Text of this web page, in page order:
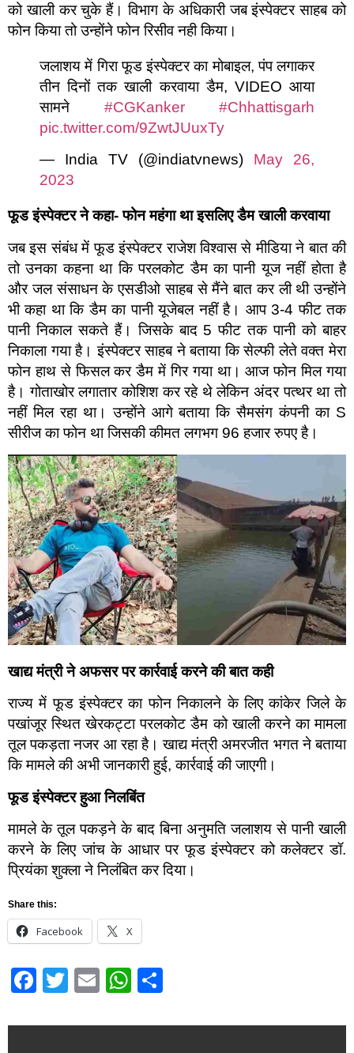
को खाली कर चुके हैं। विभाग के अधिकारी जब इंस्पेक्टर साहब को
फोन किया तो उन्होंने फोन रिसीव नही किया।
जलाशय में गिरा फूड इंस्पेक्टर का मोबाइल, पंप लगाकर
तीन दिनों तक खाली करवाया डैम, VIDEO आया
सामने #CGKanker
#Chhattisgarh
pic.twitter.com/9ZwtJUuxTy
— India TV (@indiatvnews) May 26,
2023
फूड इंस्पेक्टर ने कहा- फोन महंगा था इसलिए डैम खाली करवाया
जब इस संबंध में फूड इंस्पेक्टर राजेश विश्वास से मीडिया ने बात की
तो उनका कहना था कि परलकोट डैम का पानी यूज नहीं होता है
और जल संसाधन के एसडीओ साहब से मैंने बात कर ली थी उन्होंने
भी कहा था कि डैम का पानी यूजेबल नहीं है। आप 3-4 फीट तक
पानी निकाल सकते हैं। जिसके बाद 5 फीट तक पानी को बाहर
निकाला गया है। इंस्पेक्टर साहब ने बताया कि सेल्फी लेते वक्त मेरा
फोन हाथ से फिसल कर डैम में गिर गया था। आज फोन मिल गया
है। गोताखोर लगातार कोशिश कर रहे थे लेकिन अंदर पत्थर था तो
नहीं मिल रहा था। उन्होंने आगे बताया कि सैमसंग कंपनी का S
सीरीज का फोन था जिसकी कीमत लगभग 96 हजार रुपए है।
खाद्य मंत्री ने अफसर पर कार्रवाई करने की बात कही
राज्य में फूड इंस्पेक्टर का फोन निकालने के लिए कांकेर जिले के
पखांजूर स्थित खेरकट्टा परलकोट डैम को खाली करने का मामला
तूल पकड़ता नजर आ रहा है। खाद्य मंत्री अमरजीत भगत ने बताया
कि मामले की अभी जानकारी हुई, कार्रवाई की जाएगी।
फूड इंस्पेक्टर हुआ निलबिंत
मामले के तूल पकड़ने के बाद बिना अनुमति जलाशय से पानी खाली
करने के लिए जांच के आधार पर फूड इंस्पेक्टर को कलेक्टर डॉ.
प्रियंका शुक्ला ने निलंबित कर दिया।
Share this:
Facebook X
Facebook
Twitter
EmailWhatsApp